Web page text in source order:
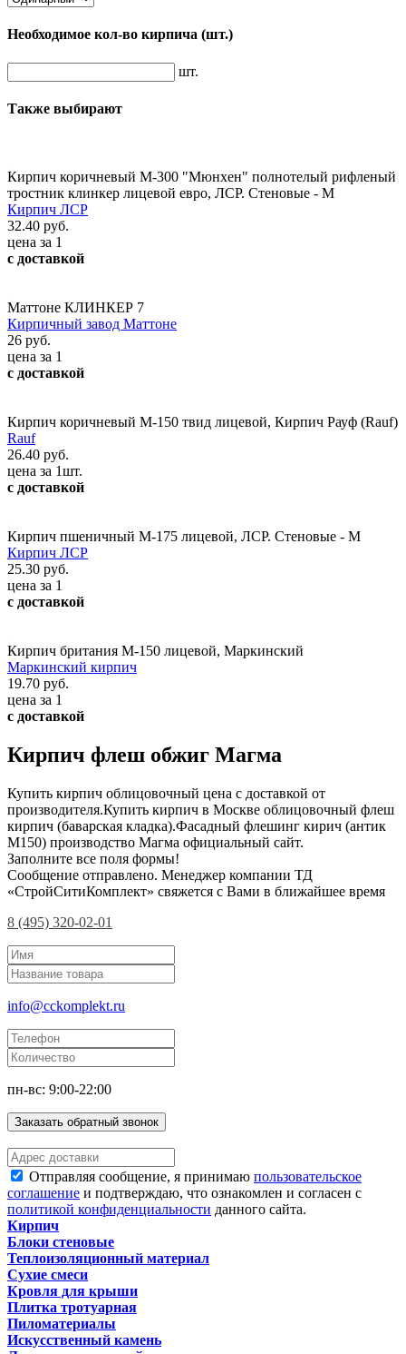
Необходимое кол-во кирпича (шт.)
шт.
Также выбирают
Кирпич коричневый М-300 "Мюнхен" полнотелый рифленый
тростник клинкер лицевой евро, ЛСР. Стеновые - М
Кирпич ЛСР
32.40 руб.
цена за 1
с доставкой
Маттоне КЛИНКЕР 7
Кирпичный завод Маттоне
26 руб.
цена за 1
с доставкой
Кирпич коричневый М-150 твид лицевой, Кирпич Рауф (Rauf)
Rauf
26.40 руб.
цена за 1шт.
с доставкой
Кирпич пшеничный М-175 лицевой, ЛСР. Стеновые - М
Кирпич ЛСР
25.30 руб.
цена за 1
с доставкой
Кирпич британия М-150 лицевой, Маркинский
Маркинский кирпич
19.70 руб.
цена за 1
с доставкой
Кирпич флеш обжиг Магма
Купить кирпич облицовочный цена с доставкой от
производителя.Купить кирпич в Москве облицовочный флеш
кирпич (баварская кладка).Фасадный флешинг кирич (антик
М150) производство Магма официальный сайт.
Заполните все поля формы!
Сообщение отправлено. Менеджер компании ТД
«СтройСитиКомплект» свяжется с Вами в ближайшее время
8 (495) 320-02-01
info@cckomplekt.ru
пн-вс: 9:00-22:00
Заказать обратный звонок
Отправляя сообщение, я принимаю пользовательское
соглашение и подтверждаю, что ознакомлен и согласен с
политикой конфиденциальности данного сайта.
Кирпич
Блоки стеновые
Теплоизоляционный материал
Сухие смеси
Кровля для крыши
Плитка тротуарная
Пиломатериалы
Искусственный камень